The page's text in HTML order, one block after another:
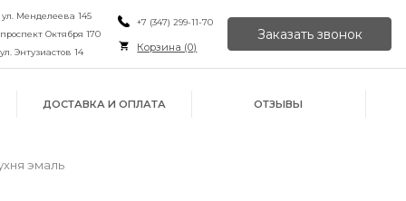
ул. Менделеева 145
Октября 170
Энтузиастов 14
+7 (347) 299-11-70
Корзина (0)
Заказать звонок
ДОСТАВКА И ОПЛАТА ОТЗЫВЫ
эмаль